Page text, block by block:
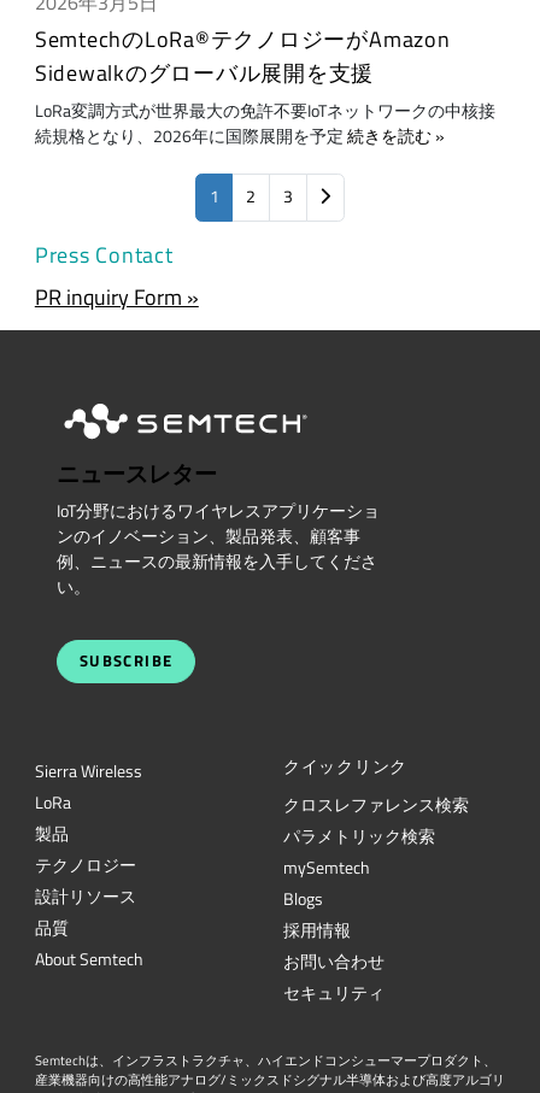
SemtechのLoRa®テクノロジーがAmazon
Sidewalkのグローバル展開を支援
LoRa変調方式が世界最大の免許不要IoTネットワークの中核接
続規格となり、2026年に国際展開を予定続きを読む
1 2 3
Press Contact
PR inquiry Form »
ニュースレター
IoT分野におけるワイヤレスアプリケーショ
ンのイノベーション、製品発表、顧客事
例、ニュースの最新情報を入手してくださ
い。
SUBSCRIBE
Sierra Wireless
LoRa
製品
テクノロジー
設計リソース
品質
About Semtech
クイックリンク
クロスレファレンス検索
パラメトリック検索
mySemtech
Blogs
採用情報
お問い合わせ
セキュリティ
Semtechは、インフラストラクチャ、ハイエンドコンシューマープロダクト、
産業機器向けの高性能アナログ/ミックスドシグナル半導体および高度アルゴリ